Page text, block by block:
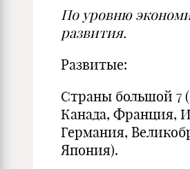
По уровню
развития.
Развитые:
Страны большой
Канада, Франция,
Германия,
Япония).